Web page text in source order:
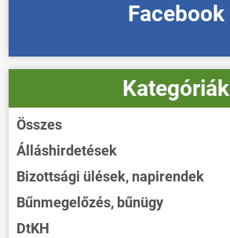
Facebook
Kategóriák
Összes
Álláshirdetések
Bizottsági ülések, napirendek
Bűnmegelőzés, bűnügy
DtKH